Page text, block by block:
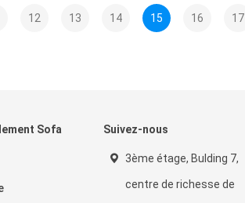
12 13 14 15 16 17
Sofa Suivez-nous
3ème étage, Bulding 7,
centre de richesse de